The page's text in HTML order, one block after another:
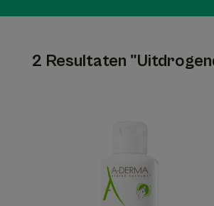
2 Resultaten
werking